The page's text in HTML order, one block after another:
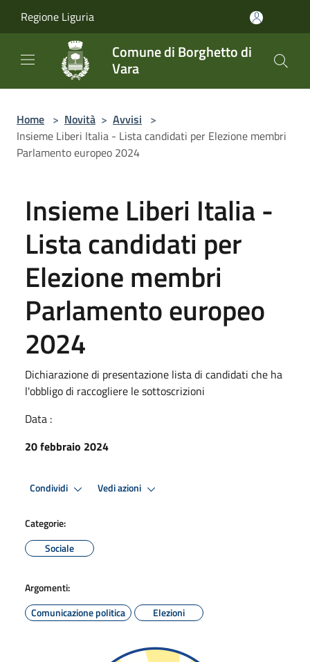
Regione Liguria
Comune di Borghetto di
Vara
Home > Novità > Avvisi >
Insieme Liberi Italia - Lista candidati per Elezione membri
Parlamento europeo 2024
Insieme Liberi Italia -
Lista candidati per
Elezione membri
Parlamento europeo
2024
Dichiarazione di presentazione lista di candidati che ha
l'obbligo di raccogliere le sottoscrizioni
Data :
20 febbraio 2024
Condividi Vedi azioni
Categorie:
Sociale
Argomenti:
Comunicazione politica
Elezioni